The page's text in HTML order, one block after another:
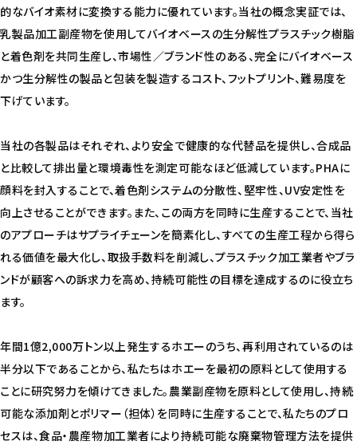
的なバイオ素材に変換する能力に優れています。当社の概念実証では、
乳製品加工副産物を使用してバイオベースの生分解性プラスチック樹脂
と着色剤を共同生産し、市場性／ブランド性のある、完全にバイオベース
かつ生分解性の製品と包装を製造するコスト、フットプリント、難易度を
下げています。
当社の各製品はそれぞれ、より安全で健康的な代替品を提供し、合成品
と比較して排出量と環境毒性を測定可能なほど低減しています。PHAに
顔料を封入することで、着色剤システムの分散性、堅牢性、UV安定性を
向上させることができます。また、この両方を同時に生産することで、当社
のアプローチはサプライチェーンを簡素化し、すべての生産工程から得ら
れる価値を最大化し、取扱手数料を削減し、プラスチック加工業者やブラ
ンドが顧客への訴求力を高め、持続可能性の目標を達成するのに役立ち
ます。
年間1億2,000万トン以上発生するホエーのうち、再利用されているのは
半分以下であることから、私たちはホエーを最初の原料として使用する
ことに研究努力を傾けてきました。農業副産物を原料として使用し、持続
可能な添加剤とポリマー（担体）を同時に生産することで、私たちのプロ
セスは、食品・農産物加工業者により持続可能な廃棄物管理方法を提供